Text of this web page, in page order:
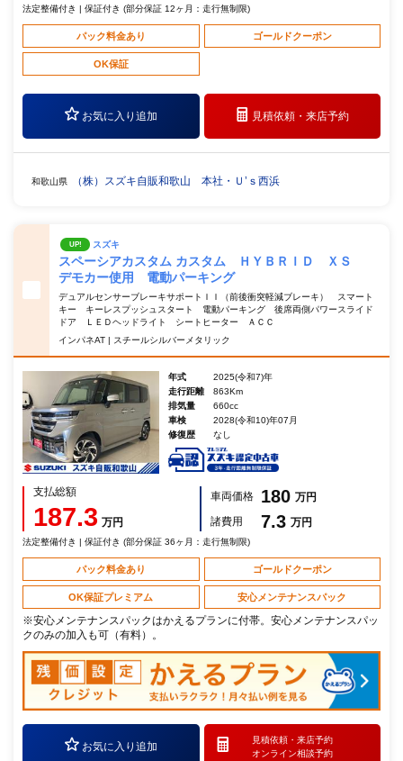
法定整備付き | 保証付き (部分保証 12ヶ月：走行無制限)
パック料金あり ゴールドクーポン
OK保証
お気に入り追加 見積依頼・来店予約
和歌山県 （株）スズキ自販和歌山 本社・Ｕ’ｓ西浜
UP! スズキ
スペーシアカスタム カスタム ＨＹＢＲＩＤ ＸＳ
デモカー使用 電動パーキング
デュアルセンサーブレーキサポートＩＩ（前後衝突軽減ブレーキ） スマート
キー キーレスプッシュスタート 電動パーキング 後席両側パワースライド
ドア ＬＥＤヘッドライト シートヒーター ＡＣＣ
インパネAT | スチールシルバーメタリック
年式
2025(令和7)年
走行距離
863Km
排気量
660cc
車検
2028(令和10)年07月
修復歴
なし
支払総額
187.3 万円
車両価格 180 万円
諸費用
7.3 万円
法定整備付き | 保証付き (部分保証 36ヶ月：走行無制限)
パック料金あり ゴールドクーポン
OK保証プレミアム 安心メンテナンスパック
※安心メンテナンスパックはかえるプランに付帯。安心メンテナンスパッ
クのみの加入も可（有料）。
お気に入り追加
見積依頼・ 来店予約
オンライン相談予約